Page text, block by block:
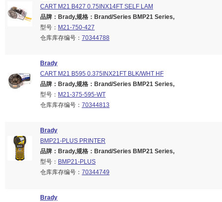
CART M21 B427 0.75INX14FT SELF LAM
品牌：Brady,规格：Brand/Series BMP21 Series,
型号： M21-750-427
仓库库存编号： 70344788
Brady
CART M21 B595 0.375INX21FT BLK/WHT HF
品牌：Brady,规格：Brand/Series BMP21 Series,
型号： M21-375-595-WT
仓库库存编号： 70344813
Brady
BMP21-PLUS PRINTER
品牌：Brady,规格：Brand/Series BMP21 Series,
型号： BMP21-PLUS
仓库库存编号： 70344749
Brady